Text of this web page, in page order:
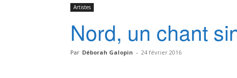
Artistes
Nord, un chant
Par Déborah Galopin - 24 février 2016